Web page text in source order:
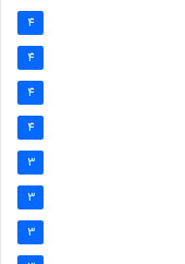
4
4
4
4
3
3
3